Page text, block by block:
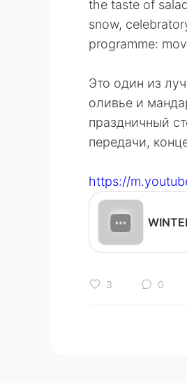
the taste of
snow,
programme:
Это один из
оливье и
праздничный
передачи,
https://
3 0